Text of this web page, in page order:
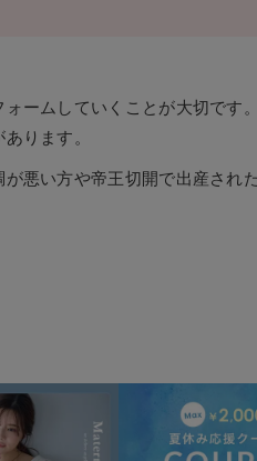
ォームしていくことが大切です
ります。
が悪い方や帝王切開で出産され